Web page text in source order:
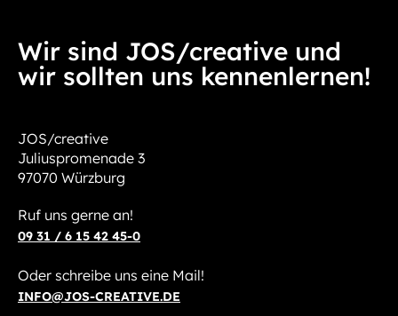
Wir sind JOS/creative und
wir sollten uns kennenlernen!
JOS/creative
Juliuspromenade 3
97070 Würzburg
Ruf uns gerne an!
09 31 / 6 15 42 45-0
Oder schreibe uns eine Mail!
INFO@JOS-CREATIVE.DE